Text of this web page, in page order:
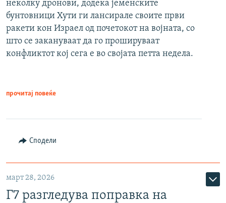
неколку дронови, додека јеменските
бунтовници Хути ги лансирале своите први
ракети кон Израел од почетокот на војната, со
што се закануваат да го прошируваат
конфликтот кој сега е во својата петта недела.
прочитај повеќе
Сподели
март 28, 2026
Г7 разгледува поправка на